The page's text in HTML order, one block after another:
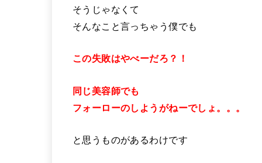
そうじゃなくて
そんなこと言っちゃう僕でも
この失敗はやべーだろ？！
同じ美容師でも
フォーローのしようがねーでしょ。。。
と思うものがあるわけです